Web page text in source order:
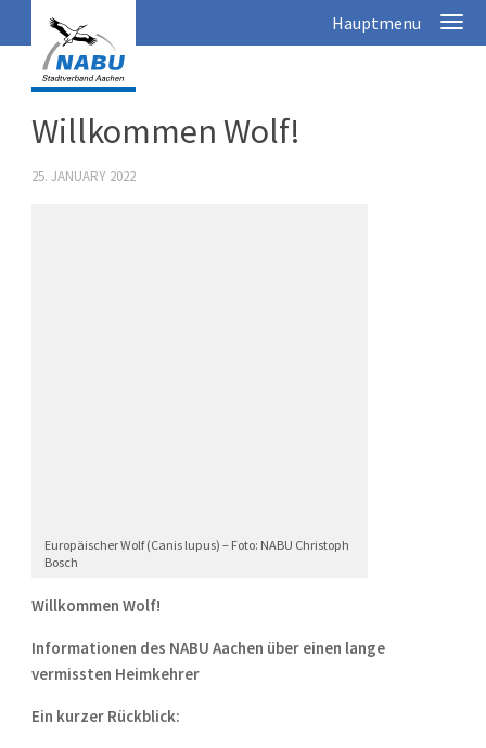
Willkommen Wolf!
25. JANUARY 2022
Europäischer Wolf (Canis lupus) – Foto: NABU Christoph
Bosch
Willkommen Wolf!
Informationen des NABU Aachen über einen lange
vermissten Heimkehrer
Ein kurzer Rückblick: